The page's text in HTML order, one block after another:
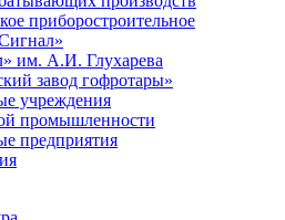
приборостроительное
им. А.И. Глухарева
завод гофротары»
учреждения
промышленности
предприятия